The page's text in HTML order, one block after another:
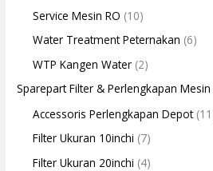
Service Mesin RO (10)
Water Treatment Peternakan (6)
WTP Kangen Water (2)
Sparepart Filter & Perlengkapan
Accessoris Perlengkapan Depot
Filter Ukuran 10inchi (7)
Filter Ukuran 20inchi (4)